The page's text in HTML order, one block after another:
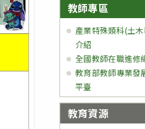
教師專區
產業特殊類科(土
介紹
全國教師在職進修
教育部教師專業發
平臺
教育資源